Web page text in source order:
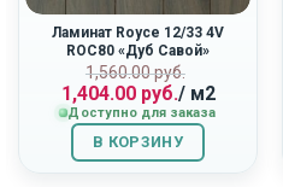
Ламинат Royce 12/33 4V
ROC80 «Дуб Савой»
1,560.00руб.
Первоначальная
цена
составляла
1,560.00
руб..
1,404.00руб.
Текущая
цена:
1,404.00
руб..
/ м2
Доступно для заказа
В КОРЗИНУ